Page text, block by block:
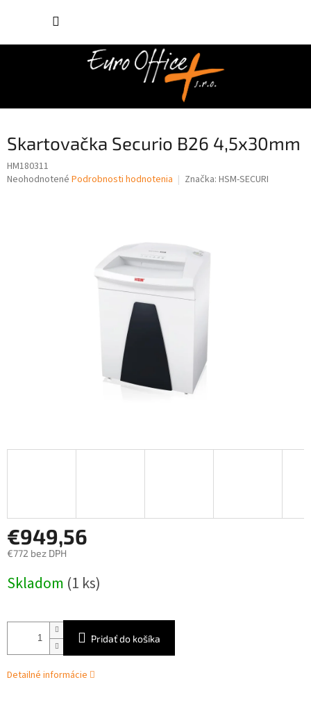
Skartovačka Securio B26 4,5x30mm
HM180311
Priemerné
Neohodnotené Podrobnosti hodnotenia Značka: HSM-SECURI
€949,56
€772 bez DPH
cena:
Skladom (1 ks)
Pridať do košíka
Detailné informácie